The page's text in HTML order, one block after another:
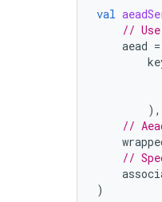
val
//
aead =
),
//
//
)